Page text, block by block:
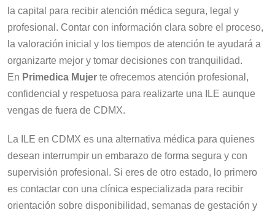
la capital para recibir atención médica segura, legal y
profesional. Contar con información clara sobre el proceso,
la valoración inicial y los tiempos de atención te ayudará a
organizarte mejor y tomar decisiones con tranquilidad.
En Primedica Mujer te ofrecemos atención profesional,
confidencial y respetuosa para realizarte una ILE aunque
vengas de fuera de CDMX.
La ILE en CDMX es una alternativa médica para quienes
desean interrumpir un embarazo de forma segura y con
supervisión profesional. Si eres de otro estado, lo primero
es contactar con una clínica especializada para recibir
orientación sobre disponibilidad, semanas de gestación y